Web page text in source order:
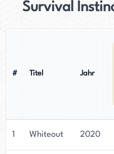
Survival
# Titel Jahr
1 Whiteout 2020